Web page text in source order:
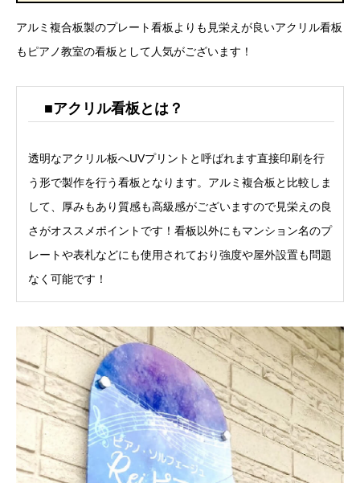
アルミ複合板製のプレート看板よりも見栄えが良いアクリル看板
もピアノ教室の看板として人気がございます！
■アクリル看板とは？
透明なアクリル板へUVプリントと呼ばれます直接印刷を行
う形で製作を行う看板となります。アルミ複合板と比較しま
して、厚みもあり質感も高級感がございますので見栄えの良
さがオススメポイントです！看板以外にもマンション名のプ
レートや表札などにも使用されており強度や屋外設置も問題
なく可能です！